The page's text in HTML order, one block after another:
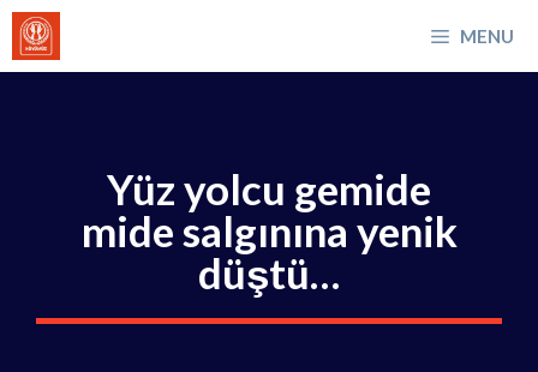
İçeriğe
atla
MENU
Yüz yolcu gemide
mide salgınına yenik
düştü…